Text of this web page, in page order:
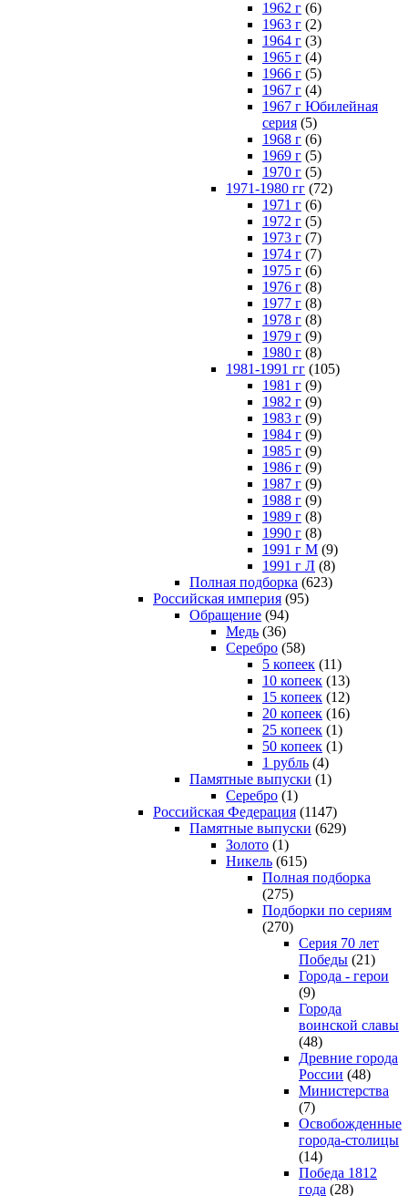
1962 г (6)
1963 г (2)
1964 г (3)
1965 г (4)
1966 г (5)
1967 г (4)
1967 г Юбилейная
серия (5)
1968 г (6)
1969 г (5)
1970 г (5)
1971-1980 гг (72)
1971 г (6)
1972 г (5)
1973 г (7)
1974 г (7)
1975 г (6)
1976 г (8)
1977 г (8)
1978 г (8)
1979 г (9)
1980 г (8)
1981-1991 гг (105)
1981 г (9)
1982 г (9)
1983 г (9)
1984 г (9)
1985 г (9)
1986 г (9)
1987 г (9)
1988 г (9)
1989 г (8)
1990 г (8)
1991 г М (9)
1991 г Л (8)
Полная подборка (623)
Российская империя (95)
Обращение (94)
Медь (36)
Серебро (58)
5 копеек (11)
10 копеек (13)
15 копеек (12)
20 копеек (16)
25 копеек (1)
50 копеек (1)
1 рубль (4)
Памятные выпуски (1)
Серебро (1)
Российская Федерация (1147)
Памятные выпуски (629)
Золото (1)
Никель (615)
Полная подборка
(275)
Подборки по сериям
(270)
Серия 70 лет
Победы (21)
Города - герои
(9)
Города
воинской славы
(48)
Древние города
России (48)
Министерства
(7)
Освобожденные
города-столицы
(14)
Победа 1812
года (28)